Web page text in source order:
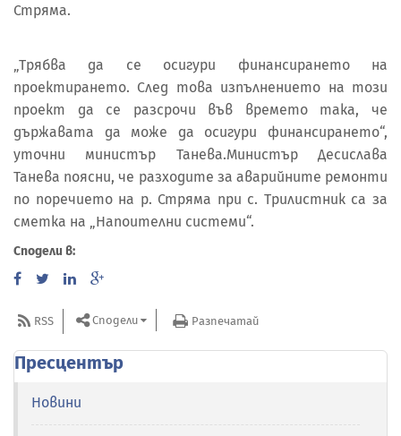
Стряма.
„Трябва да се осигури финансирането на
проектирането. След това изпълнението на този
проект да се разсрочи във времето така, че
държавата да може да осигури финансирането“,
уточни министър Танева.Министър Десислава
Танева поясни, че разходите за аварийните ремонти
по поречието на р. Стряма при с. Трилистник са за
сметка на „Напоителни системи“.
Сподели в:
RSS Сподели Разпечатай
Пресцентър
Новини